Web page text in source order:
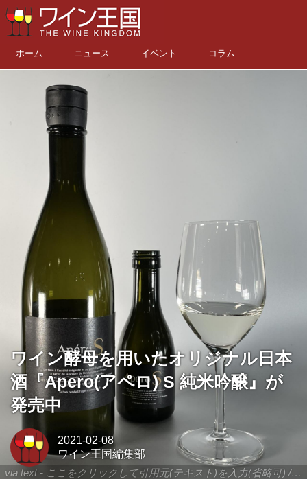
ホーム ニュース イベント コラム
via text - ここをクリックして引用元(テキスト)を入力(省略可) / site.to.link.com - ここをクリックして引用元を入力(省略可)
ワイン酵母を用いたオリジナル日本
酒『Apero(アペロ) S 純米吟醸』が
発売中
2021-02-08
ワイン王国編集部